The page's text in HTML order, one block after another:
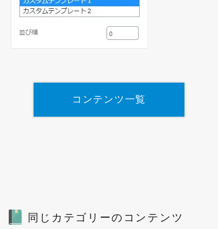
コンテンツ一覧
同じカテゴリーのコンテンツ